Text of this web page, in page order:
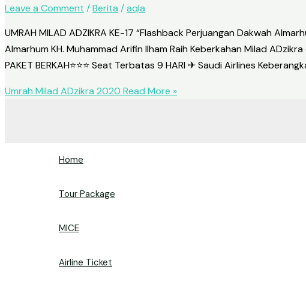
Leave a Comment /Berita /aqla
UMRAH MILAD ADZIKRA KE-17 “Flashback Perjuangan Dakwah
Almarhum KH. Muhammad Arifin Ilham Raih Keberkahan Milad
PAKET BERKAH⭐⭐⭐ Seat Terbatas 9 HARI ✈ Saudi Airlines
Umrah Milad ADzikra 2020 Read More »
Home
Tour Package
MICE
Airline Ticket